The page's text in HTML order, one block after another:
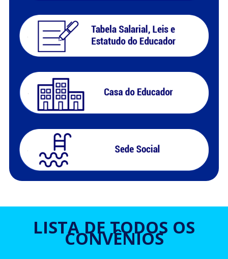
LISTA DE TODOS OS
CONVÊNIOS